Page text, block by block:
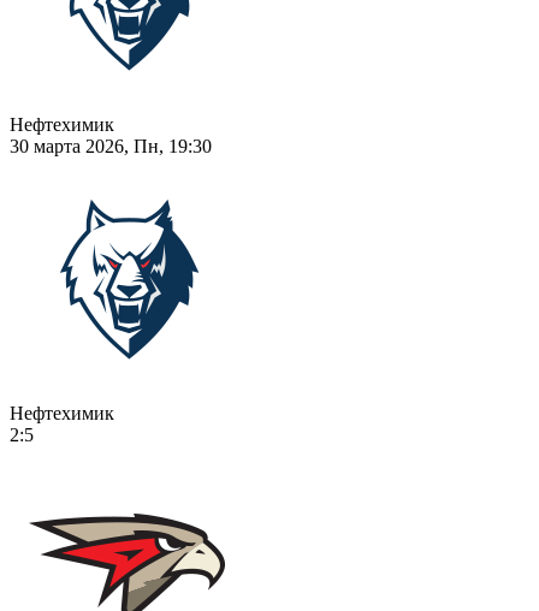
Нефтехимик
30 марта 2026, Пн, 19:30
Нефтехимик
2:5